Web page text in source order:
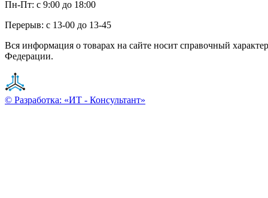
Пн-Пт: с 9:00 до 18:00
Перерыв: с 13-00 до 13-45
Вся информация о товарах на сайте носит справочный
Федерации.
© Разработка: «ИТ - Консультант»